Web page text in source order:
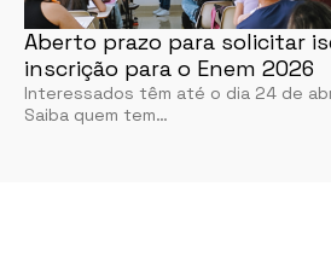
Aberto prazo para solicitar
inscrição para o Enem 2026
Interessados têm até o dia 24 de
Saiba quem tem…